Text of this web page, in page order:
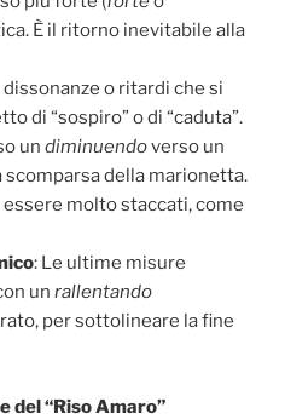
È il ritorno inevitabile alla
o ritardi che si
di “sospiro” o di “caduta”.
un diminuendoverso un
scomparsa della marionetta.
molto staccati, come
: Le ultime misure
un rallentando
per sottolineare la fine
del “Riso Amaro”